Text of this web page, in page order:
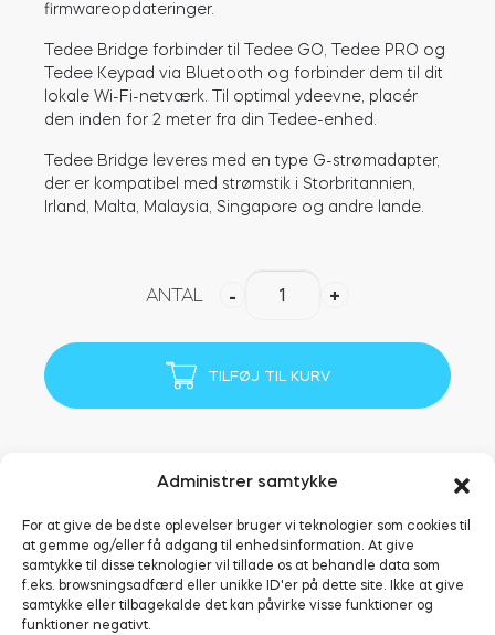
Administrer samtykke
For at give de bedste oplevelser bruger vi teknologier som cookies til
at gemme og/eller få adgang til enhedsinformation. At give
samtykke til disse teknologier vil tillade os at behandle data som
f.eks. browsningsadfærd eller unikke ID'er på dette site. Ikke at give
samtykke eller tilbagekalde det kan påvirke visse funktioner og
funktioner negativt.
BleBox Smart Relay-modul
Tedee GO2
firmwareopdateringer.
Tedee Bridge forbinder til Tedee GO, Tedee PRO og
Tedee Keypad via Bluetooth og forbinder dem til dit
lokale Wi-Fi-netværk. Til optimal ydeevne, placér
den inden for 2 meter fra din Tedee-enhed.
Tedee Bridge leveres med en type G-strømadapter,
der er kompatibel med strømstik i Storbritannien,
Irland, Malta, Malaysia, Singapore og andre lande.
ANTAL -
G)
+
TILFØJ TIL KURV
Reviews Funktionalitet